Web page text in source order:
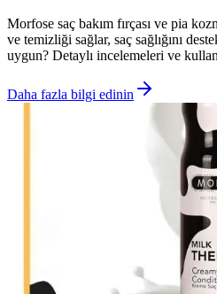
Morfose saç bakım fırçası ve pia
ve temizliği sağlar, saç sağlığını
uygun? Detaylı incelemeleri ve
Daha fazla bilgi edinin